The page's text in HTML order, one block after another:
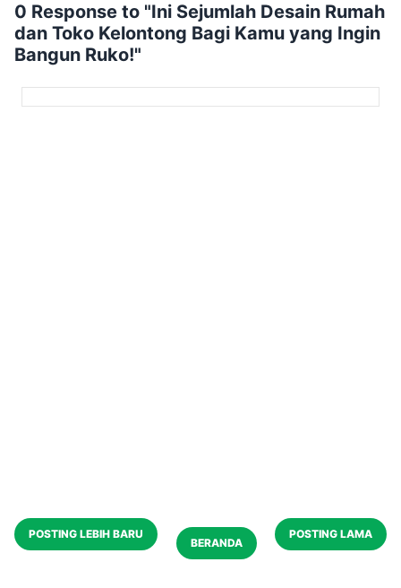
0 Response to "Ini Sejumlah Desain Rumah
dan Toko Kelontong Bagi Kamu yang Ingin
Bangun Ruko!"
POSTING LEBIH BARU POSTING LAMA
BERANDA